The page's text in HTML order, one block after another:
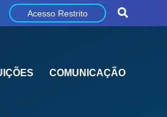
Acesso Restrito
COMUNICAÇÃO